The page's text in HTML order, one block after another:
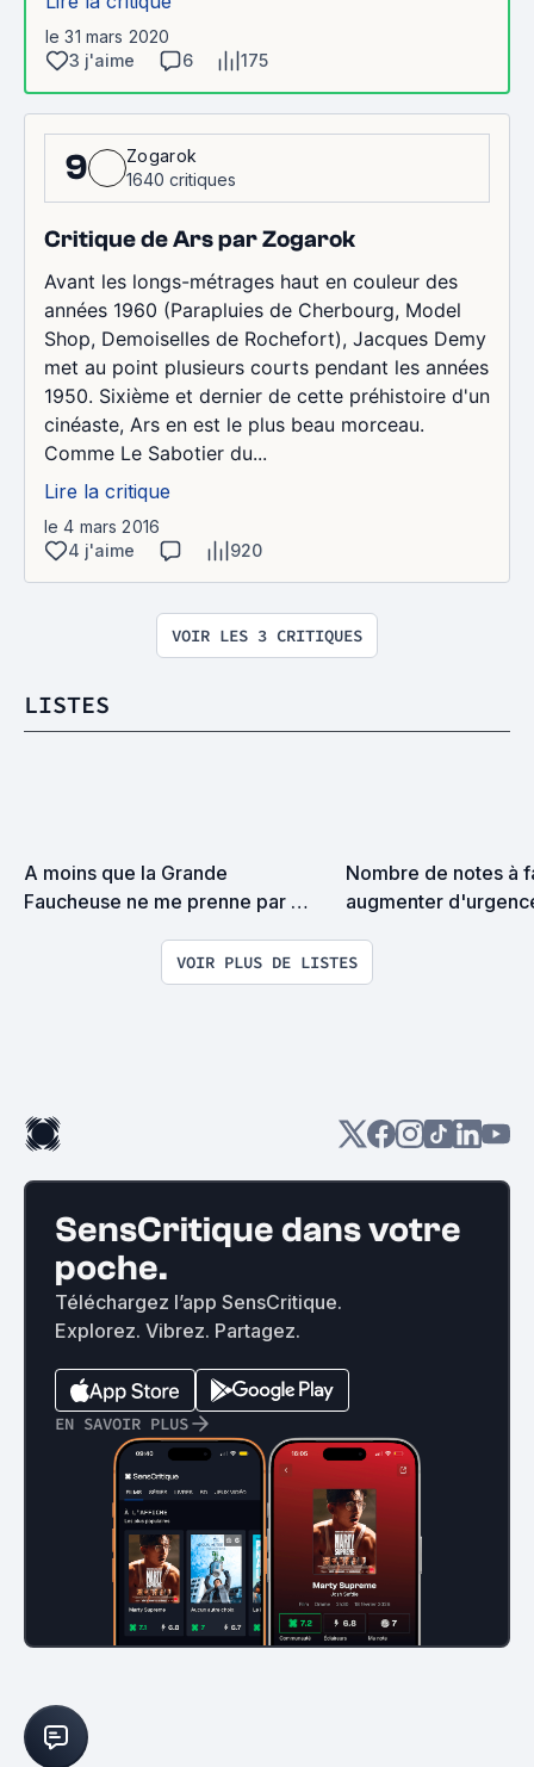
le 31 mars 2020
3 j'aime
6 175
9
Zogarok
1640 critiques
Critique de Ars par Zogarok
Avant les longs-métrages haut en couleur des
années 1960 (Parapluies de Cherbourg, Model
Shop, Demoiselles de Rochefort), Jacques Demy
met au point plusieurs courts pendant les années
1950. Sixième et dernier de cette préhistoire d'un
cinéaste, Ars en est le plus beau morceau.
Comme Le Sabotier du...
Lire la critique
le 4 mars 2016
4 j'aime
920
VOIR LES 3 CRITIQUES
LISTES
A moins que la Grande
Faucheuse ne me prenne par
Nombre de notes à
augmenter
VOIR PLUS DE LISTES
SensCritique dans votre
poche.
Téléchargez l’app SensCritique.
Explorez. Vibrez. Partagez.
EN SAVOIR PLUS